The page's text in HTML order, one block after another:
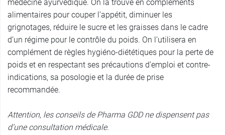
médecine ayurvédique. On la trouve en compléments
alimentaires pour couper l’appétit, diminuer les
grignotages, réduire le sucre et les graisses dans le cadre
d’un régime pour le contrôle du poids. On l’utilisera en
complément de règles hygiéno-diététiques pour la perte de
poids et en respectant ses précautions d’emploi et contre-
indications, sa posologie et la durée de prise
recommandée.
Attention, les conseils de Pharma GDD ne dispensent pas
d’une consultation médicale.